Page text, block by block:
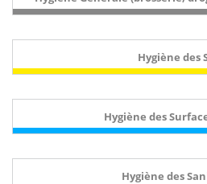
Hygiène des
Hygiène des
Hygiène des